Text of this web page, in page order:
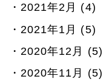
2021年2月 (4)
2021年1月 (5)
2020年12月 (5)
2020年11月 (5)